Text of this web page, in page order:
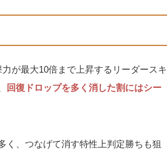
が最大10倍まで上昇するリーダースキ
回復ドロップを多く消した割にはシー
く、つなげて消す特性上判定勝ちも狙